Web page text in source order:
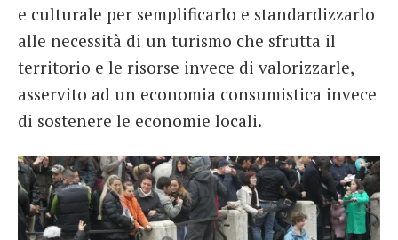
e culturale per semplificarlo e standardizzarlo
alle necessità di un turismo che sfrutta il
territorio e le risorse invece di valorizzarle,
asservito ad un economia consumistica invece
di sostenere le economie locali.